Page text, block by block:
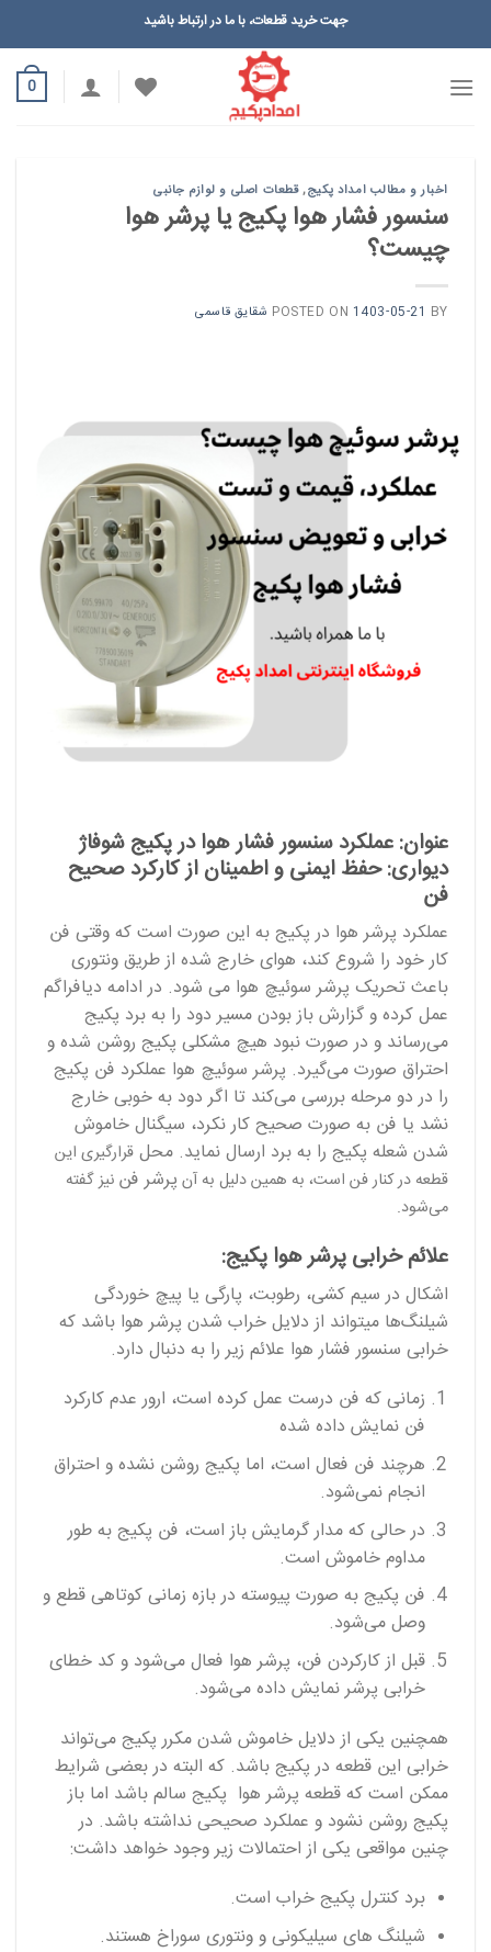
جهت خرید قطعات، با ما در ارتباط باشید
0
اخبار و مطالب امداد پکیج,قطعات اصلی و لوازم جانبی
سنسور فشار هوا پکیج یا پرشر هوا
چیست؟
POSTED ON 1403-05-21 BY شقایق قاسمی
عنوان: عملکرد سنسور فشار هوا در پکیج شوفاژ
دیواری: حفظ ایمنی و اطمینان از کارکرد صحیح
فن
عملکرد پرشر هوا در پکیج به این صورت است که وقتی فن
کار خود را شروع کند، هوای خارج شده از طریق ونتوری
باعث تحریک پرشر سوئیچ هوا می شود. در ادامه دیافراگم
عمل کرده و گزارش باز بودن مسیر دود را به برد پکیج
می‌رساند و در صورت نبود هیچ مشکلی پکیج روشن شده و
احتراق صورت می‌گیرد. پرشر سوئیچ هوا عملکرد فن پکیج
را در دو مرحله بررسی می‌کند تا اگر دود به خوبی خارج
نشد یا فن به صورت صحیح کار نکرد، سیگنال خاموش
شدن شعله پکیج را به برد ارسال نماید. محل قرارگیری این
قطعه در کنار فن است، به همین دلیل به آن پرشر فن نیز گفته
می‌شود.
علائم خرابی پرشر هوا پکیج:
اشکال در سیم کشی، رطوبت، پارگی یا پیچ خوردگی
شیلنگ‌ها میتواند از دلایل خراب شدن پرشر هوا باشد که
خرابی سنسور فشار هوا علائم زیر را به دنبال دارد.
زمانی که فن درست عمل کرده است، ارور عدم کارکرد
فن نمایش داده شده
هرچند فن فعال است، اما پکیج روشن نشده و احتراق
انجام نمی‌شود.
در حالی که مدار گرمایش باز است، فن پکیج به طور
مداوم خاموش است.
فن پکیج به صورت پیوسته در بازه زمانی کوتاهی قطع و
وصل می‌شود.
قبل از کارکردن فن، پرشر هوا فعال می‌شود و کد خطای
خرابی پرشر نمایش داده می‌شود.
همچنین یکی از دلایل خاموش شدن مکرر پکیج می‌تواند
خرابی این قطعه در پکیج باشد. که البته در بعضی شرایط
ممکن است که قطعه پرشر هوا پکیج سالم باشد اما باز
پکیج روشن نشود و عملکرد صحیحی نداشته باشد. در
چنین مواقعی یکی از احتمالات زیر وجود خواهد داشت:
برد کنترل پکیج خراب است.
شیلنگ های سیلیکونی و ونتوری سوراخ هستند.